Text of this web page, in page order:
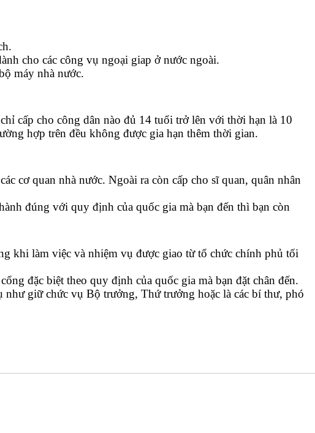
cho các công vụ ngoại giap ở nước ngoài.
máy nhà nước.
cấp cho công dân nào đủ 14 tuổi trở lên với thời hạn là 10
hợp trên đều không được gia hạn thêm thời gian.
cơ quan nhà nước. Ngoài ra còn cấp cho sĩ quan, quân nhân
đúng với quy định của quốc gia mà bạn đến thì bạn còn
khi làm việc và nhiệm vụ được giao từ tổ chức chính phủ tối
đặc biệt theo quy định của quốc gia mà bạn đặt chân đến.
giữ chức vụ Bộ trưởng, Thứ trưởng hoặc là các bí thư, phó